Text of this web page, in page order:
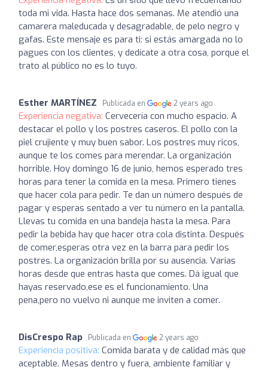
toda mi vida. Hasta hace dos semanas. Me atendió una
camarera maleducada y desagradable, de pelo negro y
gafas. Este mensaje es para ti: si estás amargada no lo
pagues con los clientes, y dedícate a otra cosa, porque el
trato al público no es lo tuyo.
Esther MARTÍNEZ Publicada en 2 years ago
Experiencia negativa: Cervecería con mucho espacio. A
destacar el pollo y los postres caseros. El pollo con la
piel crujiente y muy buen sabor. Los postres muy ricos,
aunque te los comes para merendar. La organización
horrible. Hoy domingo 16 de junio, hemos esperado tres
horas para tener la comida en la mesa. Primero tienes
que hacer cola para pedir. Te dan un número después de
pagar y esperas sentado a ver tu número en la pantalla.
Llevas tu comida en una bandeja hasta la mesa. Para
pedir la bebida hay que hacer otra cola distinta. Después
de comer,esperas otra vez en la barra para pedir los
postres. La organización brilla por su ausencia. Varias
horas desde que entras hasta que comes. Dá igual que
hayas reservado,ese es el funcionamiento. Una
pena,pero no vuelvo ni aunque me inviten a comer.
DisCrespo Rap Publicada en 2 years ago
Experiencia positiva: Comida barata y de calidad más que
aceptable. Mesas dentro y fuera, ambiente familiar y